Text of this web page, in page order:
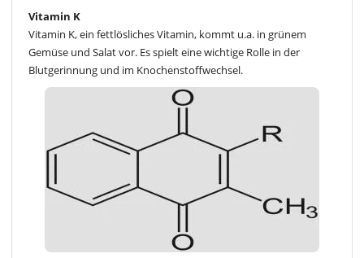
Vitamin K
Vitamin K, ein fettlösliches Vitamin, kommt u.a. in grünem
Gemüse und Salat vor. Es spielt eine wichtige Rolle in der
Blutgerinnung und im Knochenstoffwechsel.